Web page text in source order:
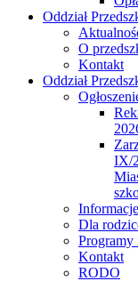
Oddział
O
Kontakt
Oddział
IX/
Dla
Kontakt
RODO